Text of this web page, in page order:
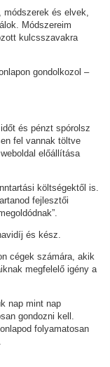
módszerek és elvek,
Módszereim
kulcsszavakra
gondolkozol –
és pénzt spórolsz
fel vannak töltve
előállítása
költségektől is.
fejlesztői
és kész.
cégek számára, akik
megfelelő igény a
nap mint nap
gondozni kell.
folyamatosan